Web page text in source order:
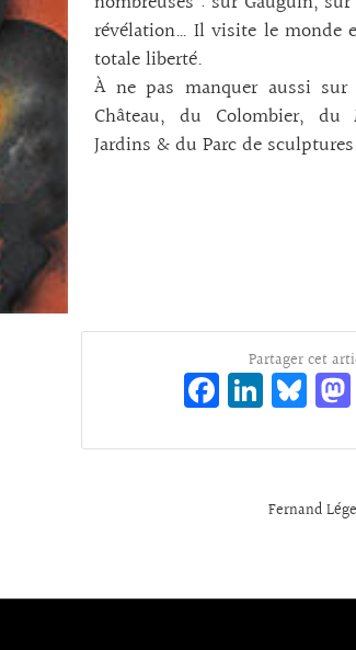
révélation… Il visite le monde
totale liberté.
À ne pas manquer aussi
Château, du Colombier, du
Jardins & du Parc de
Partager cet
Fa
ce
bo
Li
n
ke
dI
n
Bl
ue
sk
y
Fernand